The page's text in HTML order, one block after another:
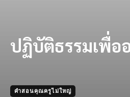
ปฏิบัติธรรมเพื่อ
คำสอนคุณครูไม่ใหญ่